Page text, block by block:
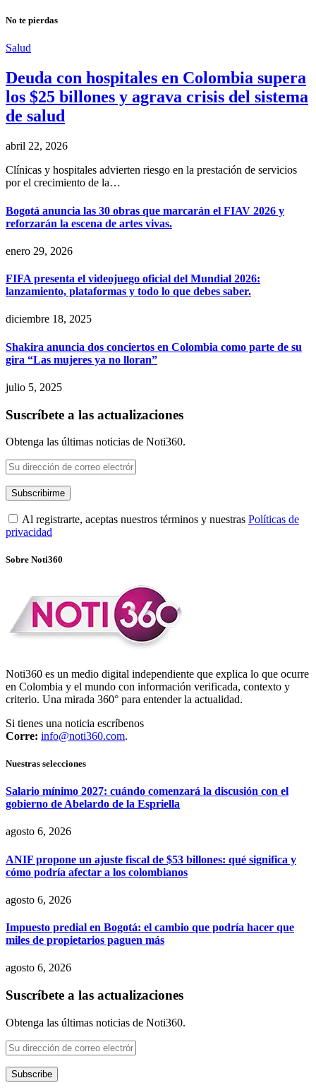
No te pierdas
Salud
Deuda con hospitales en Colombia supera
los $25 billones y agrava crisis del sistema
de salud
abril 22, 2026
Clínicas y hospitales advierten riesgo en la prestación de servicios
por el crecimiento de la…
Bogotá anuncia las 30 obras que marcarán el FIAV 2026 y
reforzarán la escena de artes vivas.
enero 29, 2026
FIFA presenta el videojuego oficial del Mundial 2026:
lanzamiento, plataformas y todo lo que debes saber.
diciembre 18, 2025
Shakira anuncia dos conciertos en Colombia como parte de su
gira “Las mujeres ya no lloran”
julio 5, 2025
Suscríbete a las actualizaciones
Obtenga las últimas noticias de Noti360.
Al registrarte, aceptas nuestros términos y nuestras Políticas de
privacidad
Sobre Noti360
Noti360 es un medio digital independiente que explica lo que ocurre
en Colombia y el mundo con información verificada, contexto y
criterio. Una mirada 360° para entender la actualidad.
Si tienes una noticia escríbenos
Corre: info@noti360.com.
Nuestras selecciones
Salario mínimo 2027: cuándo comenzará la discusión con el
gobierno de Abelardo de la Espriella
agosto 6, 2026
ANIF propone un ajuste fiscal de $53 billones: qué significa y
cómo podría afectar a los colombianos
agosto 6, 2026
Impuesto predial en Bogotá: el cambio que podría hacer que
miles de propietarios paguen más
agosto 6, 2026
Suscríbete a las actualizaciones
Obtenga las últimas noticias de Noti360.